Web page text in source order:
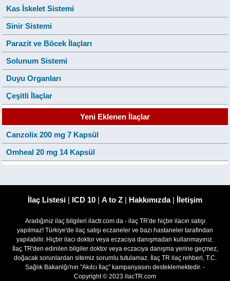
Kas İskelet Sistemi
Sinir Sistemi
Parazit ve Böcek İlaçları
Solunum Sistemi
Duyu Organları
Çeşitli İlaçlar
Yeni Eklenen İlaçlar
Canzolix 200 mg 7 Kapsül
Omheal 20 mg 14 Kapsül
İlaç Listesi | ICD 10 | A to Z | Hakkımızda| İletişim
Aradığınız ilaç bilgileri ilactr.com da - ilaç TR'de hiçbir ilacın satışı
yapılmaz! Türkiye'de ilaç satışı eczaneler ve bazı hastaneler tarafından
yapılabilir. Hiçbir ilacı doktor veya eczacıya danışmadan kullanmayınız.
İlaç TR'den edinilen bilgiler doktor veya eczacıya danışma yerine geçmez,
doğacak sorunlardan sitemiz sorumlu tutulamaz. İlaç TR ilaç rehberi, T.C.
Sağlık Bakanlğı'nın "Akılcı İlaç" kampanyasını desteklemektedir. -
Copyright © 2023 ilacTR.com